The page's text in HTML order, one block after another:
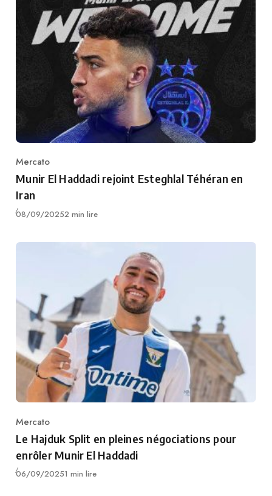
Category
Mercato
Munir El Haddadi rejoint Esteghlal Téhéran en
Iran
Publié
08/09/20252 min lire
Category
Mercato
Le Hajduk Split en pleines négociations pour
enrôler Munir El Haddadi
Publié
06/09/20251 min lire